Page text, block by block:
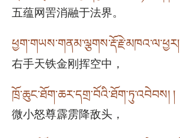
五蕴网罟消融于法界。
ཕྱག་གཡས་གནམ་ལྕགས་རྡོ་རྗེ་མཁའ་ལ་ཕྱར།
右手天铁金刚挥空中，
ཁྲོ་ཆུང་ཐོག་ཆར་དགྲ་བོའི་ཐོག་ཏུ་འབེབས། །
微小怒尊霹雳降敌头，